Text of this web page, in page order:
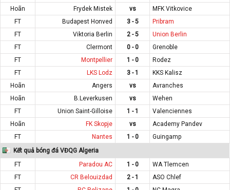
Hoãn
Frydek Mistek vs
MFK Vitkovice
FT
Budapest Honved 3 - 5
Pribram
FT
Viktoria Berlin 2 - 5
Union Berlin
FT
Clermont 0 - 0
Grenoble
FT
Montpellier 1 - 0
Rodez
FT
LKS Lodz 3 - 1
KKS Kalisz
Hoãn
Angers vs
Avranches
Hoãn
B.Leverkusen vs
Wehen
FT
Union Saint-Gilloise 1 - 1
Valenciennes
Hoãn
FK Skopje vs
Academy Pandev
FT
Nantes 1 - 0
Guingamp
Kết quả bóng đá VĐQG Algeria
FT
Paradou AC 1 - 0
WA Tlemcen
FT
CR Belouizdad 2 - 1
ASO Chlef